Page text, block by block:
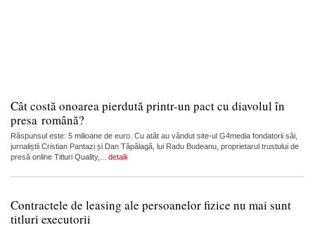
Cât costă onoarea pierdută printr-un pact cu diavolul în
presa română?
Răspunsul este: 5 milioane de euro. Cu atât au vândut site-ul G4media fondatorii săi,
jurnaliștii Cristian Pantazi și Dan Tăpălagă, lui Radu Budeanu, proprietarul trustului de
presă online Titluri Quality,... detalii
Contractele de leasing ale persoanelor fizice nu mai sunt
titluri executorii